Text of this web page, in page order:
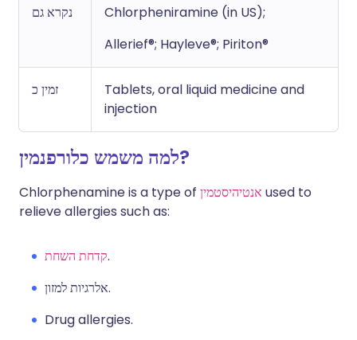
נקרא גם
Chlorpheniramine (in US);
Allerief®; Hayleve®; Piriton®
זמין כ
Tablets, oral liquid medicine and
injection
למה משמש כלורפנמין?
Chlorphenamine is a type of אנטיהיסטמין used to
relieve allergies such as:
קדחת השחת.
אלרגיות למזון.
Drug allergies.